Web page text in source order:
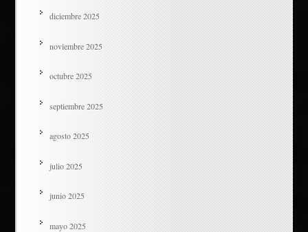
diciembre 2025
noviembre 2025
octubre 2025
septiembre 2025
agosto 2025
julio 2025
junio 2025
mayo 2025